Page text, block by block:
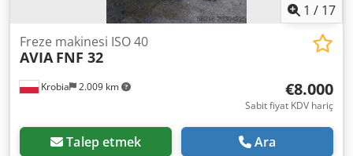
1 / 17
Krobia 2.009 km
Freze makinesi ISO 40
AVIA FNF 32
€8.000
Sabit fiyat KDV hariç
Talep etmek Ara